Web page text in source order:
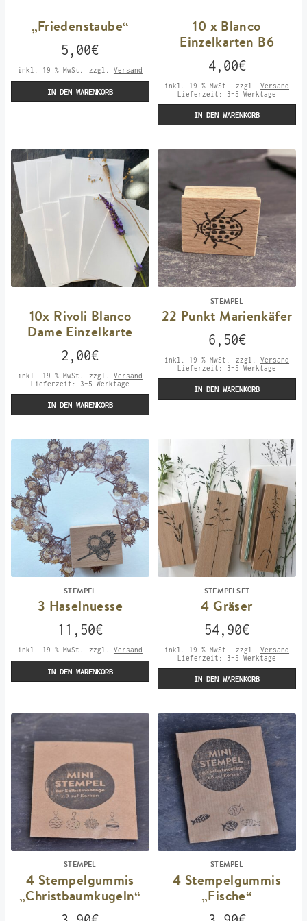
-
„Friedenstaube“
5,00€
inkl. 19 % MwSt. zzgl. Versand
IN DEN WARENKORB
-
10 x Blanco
Einzelkarten B6
4,00€
inkl. 19 % MwSt. zzgl.Versand
Lieferzeit: 3-5 Werktage
IN DEN WARENKORB
-
10x Rivoli Blanco
Dame Einzelkarte
2,00€
inkl. 19 % MwSt. zzgl. Versand
Lieferzeit: 3-5 Werktage
IN DEN WARENKORB
STEMPEL
22 Punkt Marienkäfer
6,50€
inkl. 19 % MwSt. zzgl.Versand
Lieferzeit: 3-5 Werktage
IN DEN WARENKORB
STEMPEL
3 Haselnuesse
11,50€
inkl. 19 % MwSt. zzgl. Versand
IN DEN WARENKORB
STEMPELSET
4 Gräser
54,90€
inkl. 19 % MwSt. zzgl.Versand
Lieferzeit: 3-5 Werktage
IN DEN WARENKORB
STEMPEL
4 Stempelgummis
„Christbaumkugeln“
STEMPEL
4 Stempelgummis
„Fische“